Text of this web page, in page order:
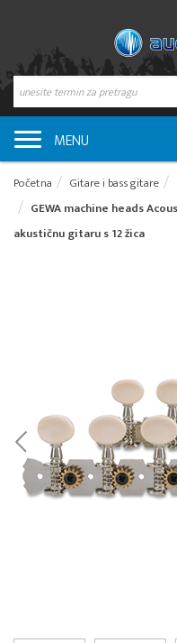
MENU
Početna Gitare i bass gitare
GEWA machine heads
akustičnu gitaru s 12 žica